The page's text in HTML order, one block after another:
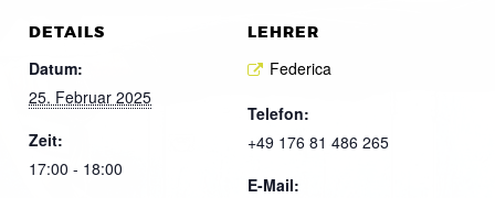
DETAILS
Datum:
25. Februar 2025
Zeit:
17:00 - 18:00
LEHRER
Federica
Telefon:
+49 176 81 486 265
E-Mail: